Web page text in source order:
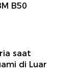
B50
saat
di Luar